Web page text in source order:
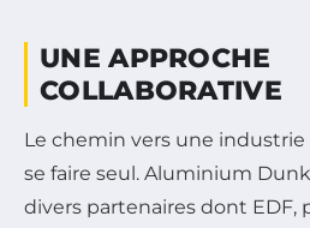
UNE APPROCHE
COLLABORATIVE
Le chemin vers une
se faire seul. Aluminium
divers partenaires dont EDF,